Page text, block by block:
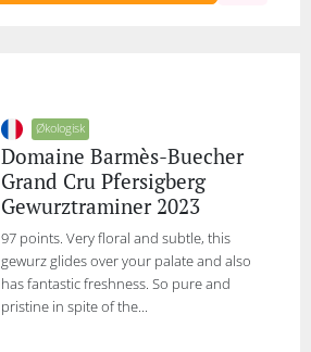
Økologisk
Domaine Barmès-Buecher
Grand Cru Pfersigberg
Gewurztraminer 2023
97 points. Very floral and subtle, this
gewurz glides over your palate and also
has fantastic freshness. So pure and
pristine in spite of the...